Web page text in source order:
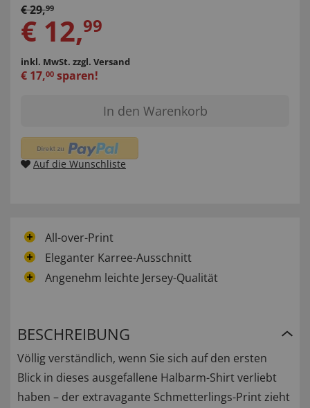
€29,99
€ 12,99
inkl. MwSt. zzgl. Versand
€ 17,00 sparen!
In den Warenkorb
Auf die Wunschliste
All-over-Print
Eleganter Karree-Ausschnitt
Angenehm leichte Jersey-Qualität
BESCHREIBUNG
Völlig verständlich, wenn Sie sich auf den ersten
Blick in dieses ausgefallene Halbarm-Shirt verliebt
haben – der extravagante Schmetterlings-Print zieht